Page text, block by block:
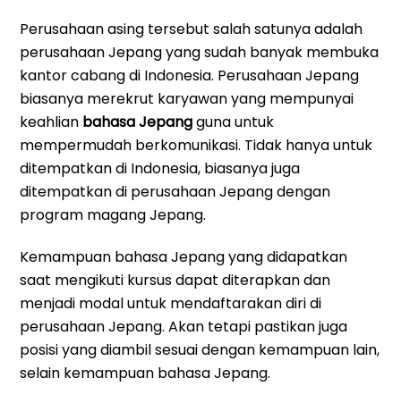
Perusahaan asing tersebut salah satunya adalah
perusahaan Jepang yang sudah banyak membuka
kantor cabang di Indonesia. Perusahaan Jepang
biasanya merekrut karyawan yang mempunyai
keahlian bahasa Jepangguna untuk
mempermudah berkomunikasi. Tidak hanya untuk
ditempatkan di Indonesia, biasanya juga
ditempatkan di perusahaan Jepang dengan
program magang Jepang.
Kemampuan bahasa Jepang yang didapatkan
saat mengikuti kursus dapat diterapkan dan
menjadi modal untuk mendaftarakan diri di
perusahaan Jepang. Akan tetapi pastikan juga
posisi yang diambil sesuai dengan kemampuan lain,
selain kemampuan bahasa Jepang.